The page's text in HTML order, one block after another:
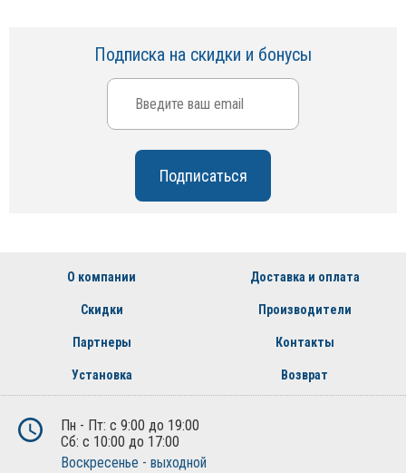
Подписка на скидки и бонусы
О компании Доставка и оплата
Скидки Производители
Партнеры Контакты
Установка Возврат
Пн - Пт: с 9:00 до 19:00
Сб: с 10:00 до 17:00
Воскресенье - выходной